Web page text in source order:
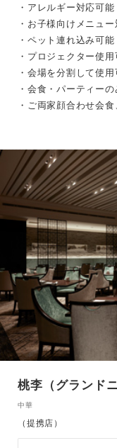
・アレルギー対応可能
・お子様向けメニュ
・ペット連れ込み可能
・プロジェクター使用
・会場を分割して使用
・会食・パーティー
・ご両家顔合わせ会
桃李（グランド
中華
（提携店）